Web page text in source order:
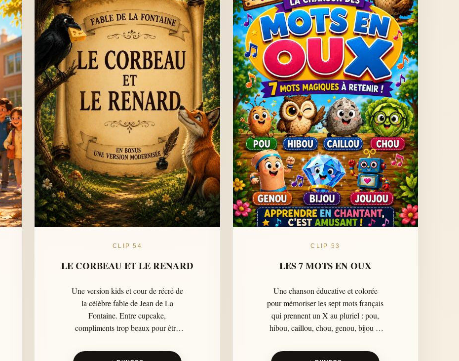
CLIP 54
LE CORBEAU ET LE RENARD
Une version kids et cour de récré de
la célèbre fable de Jean de La
Fontaine. Entre cupcake,
compliments trop beaux pour être
coloré aide les enfants à comprendre
CLIP 53
LES 7 MOTS EN OUX
Une chanson éducative et colorée
pour mémoriser les sept mots français
qui prennent un X au pluriel : pou,
hibou, caillou, chou, genou, bijou et
personnages amusants, les enfants